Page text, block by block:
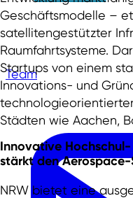
Team
Geschäftsmodelle –
satellitengestützter
Raumfahrtsysteme.
Startups von einem
Innovations- und
Städten wie Aachen,
Innovative
stärkt den
NRW bietet eine